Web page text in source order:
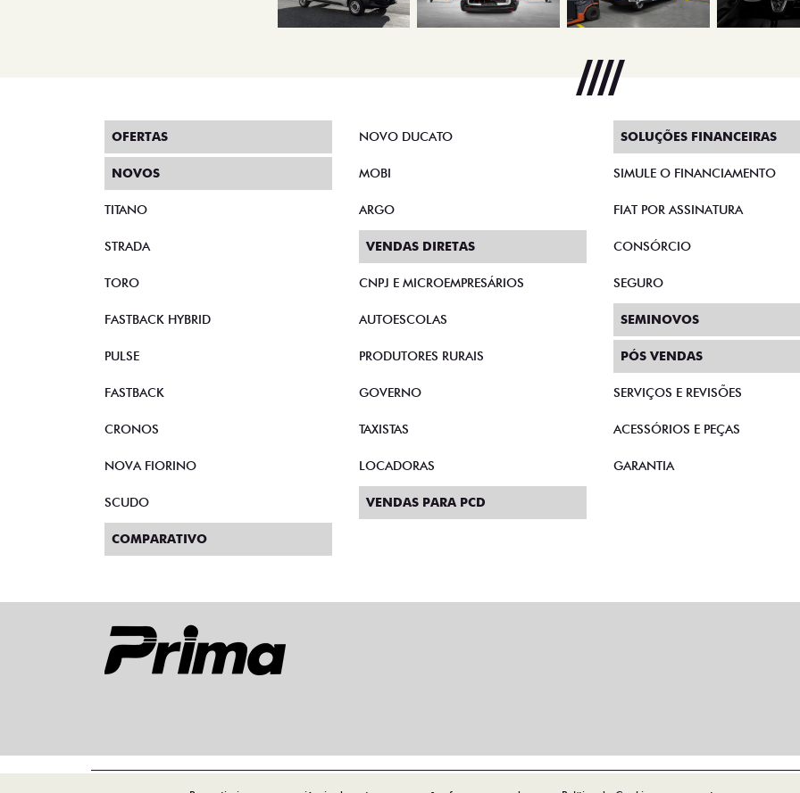
OFERTAS
NOVOS
TITANO
STRADA
TORO
FASTBACK HYBRID
PULSE
FASTBACK
CRONOS
NOVA FIORINO
SCUDO
NOVO DUCATO
MOBI
ARGO
VENDAS DIRETAS
CNPJ E MICROEMPRESÁRIOS
AUTOESCOLAS
PRODUTORES RURAIS
GOVERNO
TAXISTAS
LOCADORAS
VENDAS PARA PCD
SOLUÇÕES FINANCEIRAS
SIMULE O FINANCIAMENTO
FIAT POR ASSINATURA
CONSÓRCIO
SEGURO
SEMINOVOS
PÓS VENDAS
SERVIÇOS E REVISÕES
ACESSÓRIOS E PEÇAS
GARANTIA
COMPARATIVO